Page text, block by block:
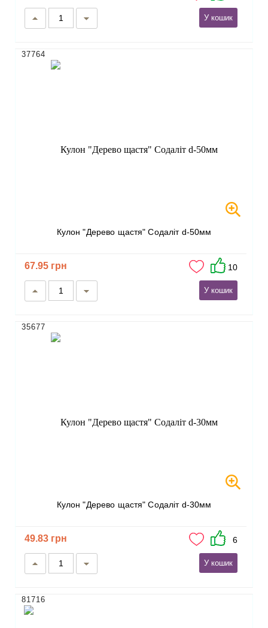
У кошик
Кулон "Дерево щастя" Содаліт d-50мм
37764
67.95 грн 10
У кошик
Кулон "Дерево щастя" Содаліт d-30мм
35677
49.83 грн 6
У кошик
81716